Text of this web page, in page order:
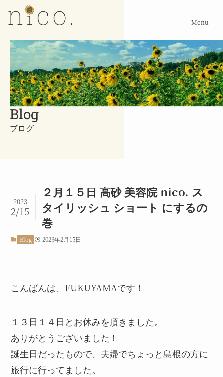
Menu
Blog
ブログ
２月１５日 高砂 美容院 nico. ス
タイリッシュ ショート にするの
巻
2023
2/15
Blog 2023年2月15日
こんばんは、FUKUYAMAです！
１３日１４日とお休みを頂きました。
ありがとうございました！
誕生日だったもので、夫婦でちょっと島根の方に
旅行に行ってました。